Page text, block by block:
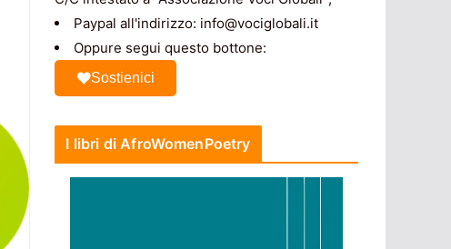
Paypal all'indirizzo: info@vociglobali.it
Oppure segui questo bottone:
Sostienici
I libri di AfroWomenPoetry